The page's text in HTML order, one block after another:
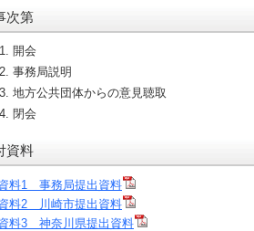
次第
開会
事務局説明
地方公共団体からの意見聴取
閉会
資料
料1 事務局提出資料
料2 川崎市提出資料
料3 神奈川県提出資料